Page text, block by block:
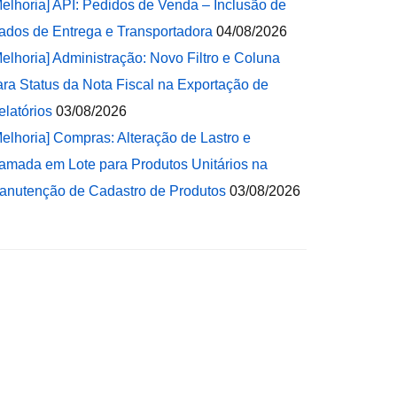
API: Pedidos de Venda – Inclusão de
de Entrega e Transportadora 04/08/2026
Administração: Novo Filtro e Coluna
Status da Nota Fiscal na Exportação de
03/08/2026
Compras: Alteração de Lastro e
em Lote para Produtos Unitários na
de Cadastro de Produtos 03/08/2026